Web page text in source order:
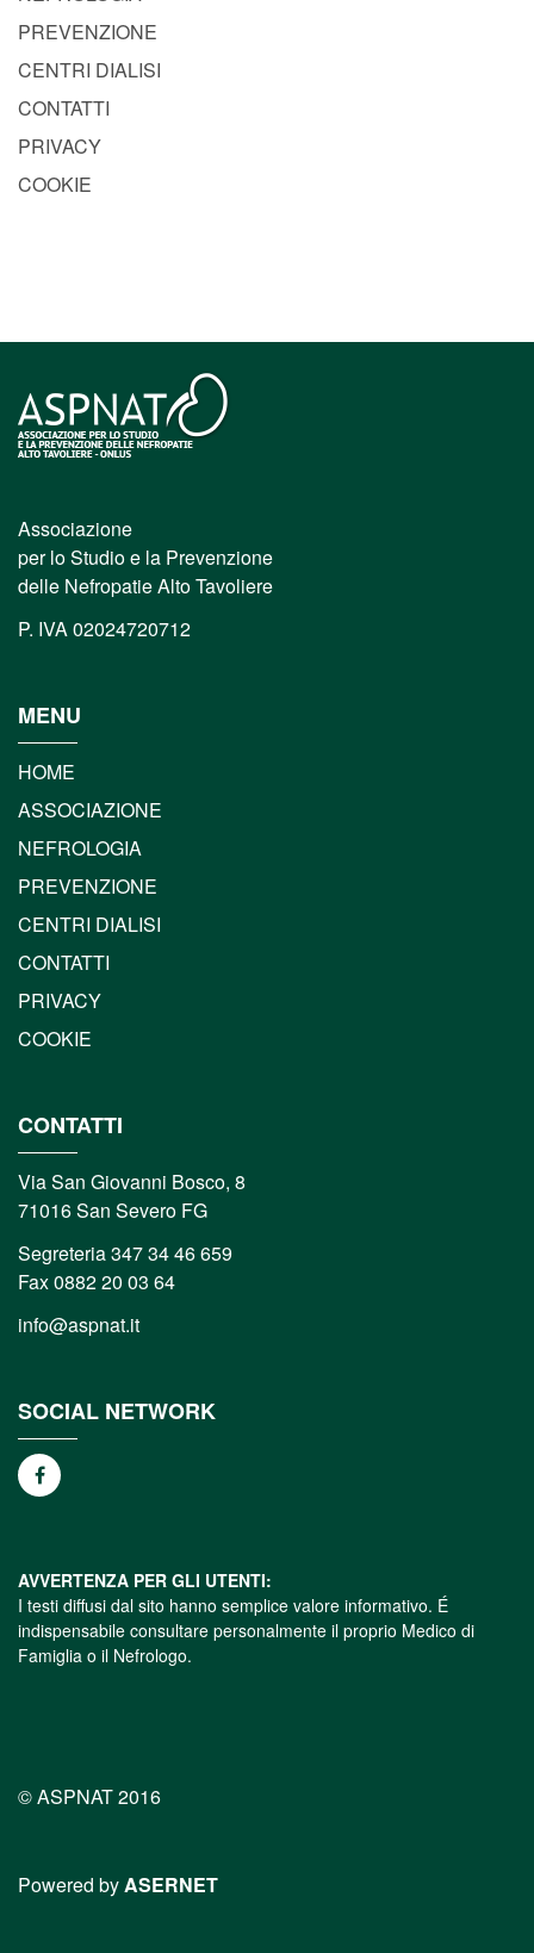
PREVENZIONE
CENTRI DIALISI
CONTATTI
PRIVACY
COOKIE
Associazione
per lo Studio e la Prevenzione
delle Nefropatie Alto Tavoliere
P. IVA 02024720712
MENU
HOME
ASSOCIAZIONE
NEFROLOGIA
PREVENZIONE
CENTRI DIALISI
CONTATTI
PRIVACY
COOKIE
CONTATTI
Via San Giovanni Bosco, 8
71016 San Severo FG
Segreteria 347 34 46 659
Fax 0882 20 03 64
info@aspnat.it
SOCIAL NETWORK
AVVERTENZA PER GLI UTENTI:
I testi diffusi dal sito hanno semplice valore informativo. É
indispensabile consultare personalmente il proprio Medico di
Famiglia o il Nefrologo.
© ASPNAT 2016
Powered byASERNET